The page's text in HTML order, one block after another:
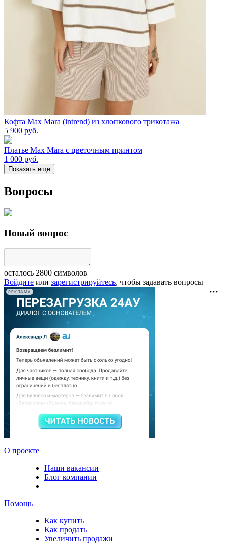
Кофта Max Mara (intrend) из хлопкового трикотажа
5 900 руб.
Платье Max Mara с цветочным принтом
1 000 руб.
Показать еще
Вопросы
Новый вопрос
осталось 2800 символов
Войдите или зарегистрируйтесь, чтобы задавать вопросы
РЕКЛАМА
О проекте
Наши вакансии
Блог компании
Помощь
Как купить
Как продать
Увеличить продажи